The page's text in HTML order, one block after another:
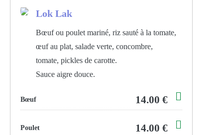
Lok Lak
Bœuf ou poulet mariné, riz sauté à la tomate,
œuf au plat, salade verte, concombre,
tomate, pickles de carotte.
Sauce aigre douce.
Bœuf 14.00 €
Poulet 14.00 €